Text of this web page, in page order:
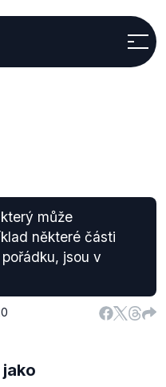
může
některé části
jsou v